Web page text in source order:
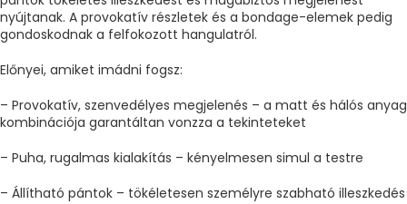
nyújtanak. A provokatív részletek és a bondage-elemek pedig
gondoskodnak a felfokozott hangulatról.
Előnyei, amiket imádni fogsz:
– Provokatív, szenvedélyes megjelenés – a matt és hálós anyag
kombinációja garantáltan vonzza a tekinteteket
– Puha, rugalmas kialakítás – kényelmesen simul a testre
– Állítható pántok – tökéletesen személyre szabható illeszkedés